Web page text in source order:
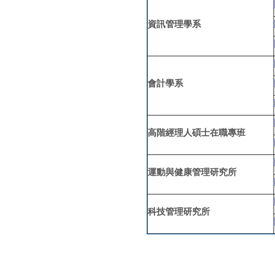
資訊管理學系
會計學系
高階經理人碩士在職專班
運動與健康管理研究所
科技管理研究所